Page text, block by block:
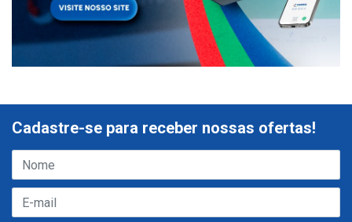
Cadastre-se para receber nossas ofertas!